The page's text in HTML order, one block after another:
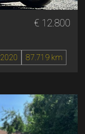
€ 12.800
2020 87.719 km